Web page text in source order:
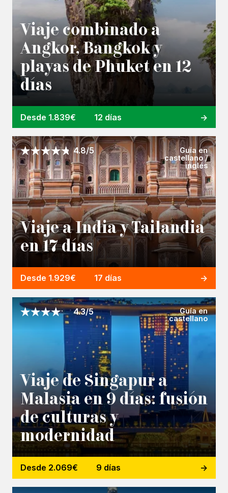
Viaje combinado a
Angkor, Bangkok y
playas de Phuket en 12
días
Desde 1.839€ 12 días
4.8/5
Guía en
castellano /
inglés
Viaje a India y Tailandia
en 17 días
Desde 1.929€ 17 días
4.3/5
Guía en
castellano
Viaje de Singapur a
Malasia en 9 días: fusión
de culturas y
modernidad
Desde 2.069€ 9 días